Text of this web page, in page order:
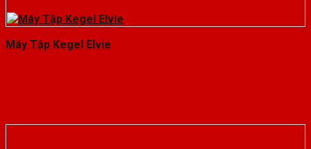
Máy Tập Kegel Elvie